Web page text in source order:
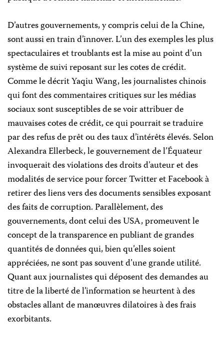
D’autres gouvernements, y compris celui de la Chine,
sont aussi en train d’innover. L’un des exemples les plus
spectaculaires et troublants est la mise au point d’un
système de suivi reposant sur les cotes de crédit.
Comme le décrit Yaqiu Wang, les journalistes chinois
qui font des commentaires critiques sur les médias
sociaux sont susceptibles de se voir attribuer de
mauvaises cotes de crédit, ce qui pourrait se traduire
par des refus de prêt ou des taux d’intérêts élevés. Selon
Alexandra Ellerbeck, le gouvernement de l’Équateur
invoquerait des violations des droits d’auteur et des
modalités de service pour forcer Twitter et Facebook à
retirer des liens vers des documents sensibles exposant
des faits de corruption. Parallèlement, des
gouvernements, dont celui des USA, promeuvent le
concept de la transparence en publiant de grandes
quantités de données qui, bien qu’elles soient
appréciées, ne sont pas souvent d’une grande utilité.
Quant aux journalistes qui déposent des demandes au
titre de la liberté de l’information se heurtent à des
obstacles allant de manœuvres dilatoires à des frais
exorbitants.